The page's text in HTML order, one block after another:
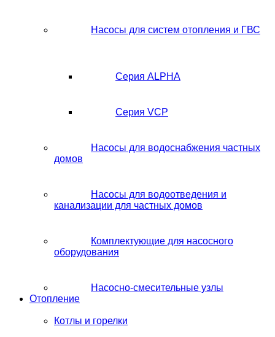
Насосы для систем отопления и ГВС
Серия ALPHA
Серия VCP
Насосы для водоснабжения частных
домов
Насосы для водоотведения и
канализации для частных домов
Комплектующие для насосного
оборудования
Насосно-смесительные узлы
Отопление
Котлы и горелки